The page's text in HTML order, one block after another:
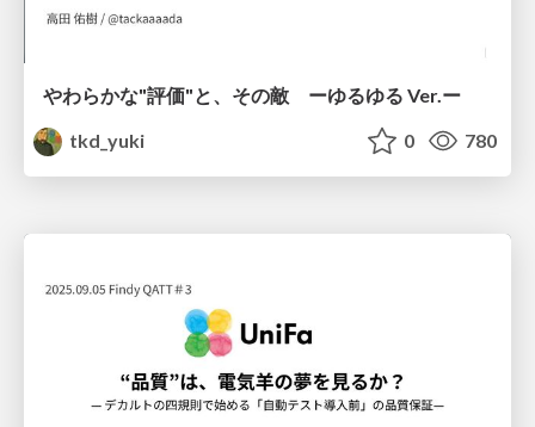
やわらかな"評価"と、その敵 ーゆるゆる Ver.ー
tkd_yuki
0 780